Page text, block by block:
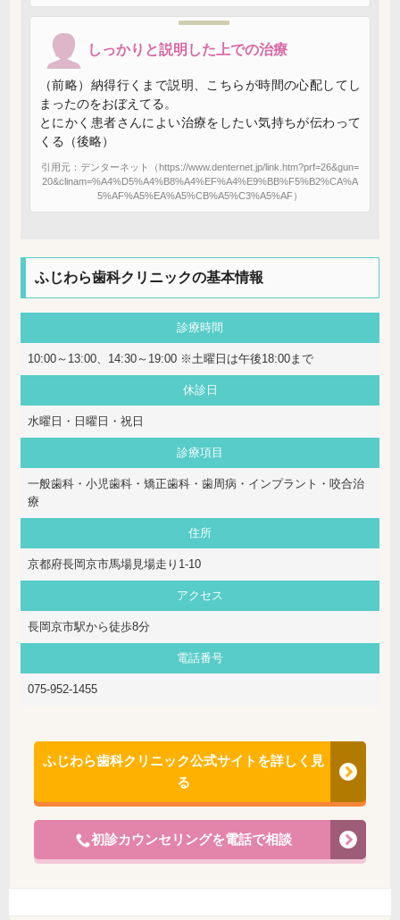
しっかりと説明した上での治療
（前略）納得行くまで説明、こちらが時間の心配してし
まったのをおぼえてる。
とにかく患者さんによい治療をしたい気持ちが伝わって
くる（後略）
引用元：デンターネット（https://www.denternet.jp/link.htm?prf=26&gun=
20&clinam=%A4%D5%A4%B8%A4%EF%A4%E9%BB%F5%B2%CA%A
5%AF%A5%EA%A5%CB%A5%C3%A5%AF）
ふじわら歯科クリニックの基本情報
診療時間
10:00～13:00、14:30～19:00 ※土曜日は午後18:00まで
休診日
水曜日・日曜日・祝日
診療項目
一般歯科・小児歯科・矯正歯科・歯周病・インプラント・咬合治
療
住所
京都府長岡京市馬場見場走り1-10
アクセス
長岡京市駅から徒歩8分
電話番号
075-952-1455
ふじわら歯科クリニック公式サイトを詳しく見
る
初診カウンセリングを電話で相談